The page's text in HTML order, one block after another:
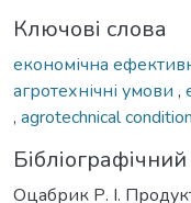
Ключові слова
економічна
агротехнічні умови ,
, agrotechnical
Оцабрик Р. І.